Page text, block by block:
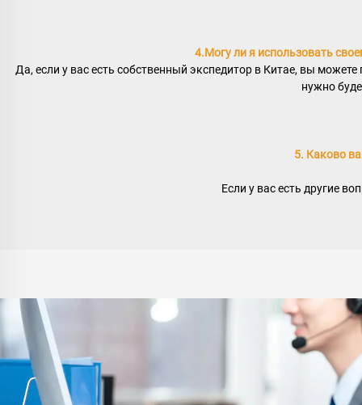
4.Могу ли я использовать
Да, если у вас есть собственный экспедитор в Китае, вы
нужно
5. Каково
Если у вас есть другие